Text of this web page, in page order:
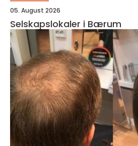
05. August 2026
Selskapslokaler i Bærum